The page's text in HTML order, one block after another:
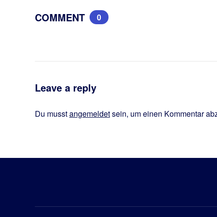
COMMENT 0
Leave a reply
Du musstangemeldetsein, um einen Kommentar